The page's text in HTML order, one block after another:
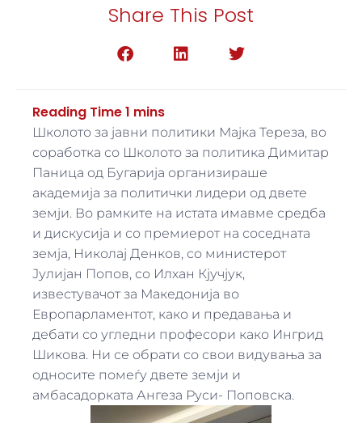
Share This Post
Школото за јавни политики Мајка Тереза, во
соработка со Школото за политика Димитар
Паница од Бугарија организираше
академија за политички лидери од двете
земји. Во рамките на истата имавме средба
и дискусија и со премиерот на соседната
земја, Николај Денков, со министерот
Јулијан Попов, со Илхан Кјучјук,
известувачот за Македонија во
Европарламентот, како и предавања и
дебати со угледни професори како Ингрид
Шикова. Ни се обрати со свои видувања за
односите помеѓу двете земји и
амбасадорката Ангеза Руси- Поповска.